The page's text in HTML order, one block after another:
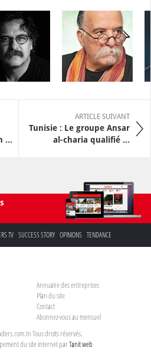
...
ARTICLE SUIVANT
Tunisie : Le groupe Ansar
al-charia qualifié ...
TV SUCCESS STORY OPINIONS TENDANCE
Annuaire des entreprises
Plan du site
Contact
Abonnez-vous au mensuel
Tous droits réservés.
du site internet parTanit web